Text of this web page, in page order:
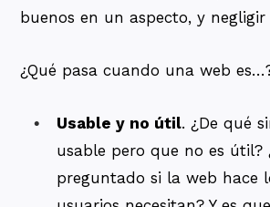
buenos en un aspecto, y negligir
¿Qué pasa cuando una web
Usable y no útil. ¿De qué
usable pero que no es útil?
preguntado si la web hace